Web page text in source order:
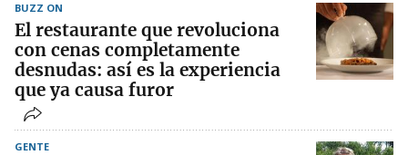
BUZZ ON
El restaurante que revoluciona
con cenas completamente
desnudas: así es la experiencia
que ya causa furor
GENTE